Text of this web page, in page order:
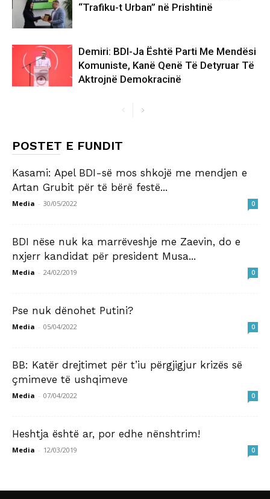
“Trafiku-t Urban” në Prishtinë
Demiri: BDI-Ja Është Parti Me Mendësi
Komuniste, Kanë Qenë Të Detyruar Të
Aktrojnë Demokracinë
POSTET E FUNDIT
Kasami: Apel BDI-së mos shkojë me mendjen e
Artan Grubit për të bërë festë...
Media - 30/05/2022 0
BDI nëse nuk ka marrëveshje me Zaevin, do e
nxjerr kandidat për president Musa...
Media - 24/02/2019 0
Pse nuk dënohet Putini?
Media - 05/04/2022 0
BB: Katër drejtimet për t’iu përgjigjur krizës së
çmimeve të ushqimeve
Media - 07/04/2022 0
Heshtja është ar, por edhe nënshtrim!
Media - 12/03/2019 0